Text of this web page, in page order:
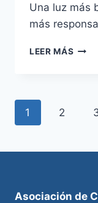
Una luz más
más
LEER MÁS
LA
1 2
Asociación de